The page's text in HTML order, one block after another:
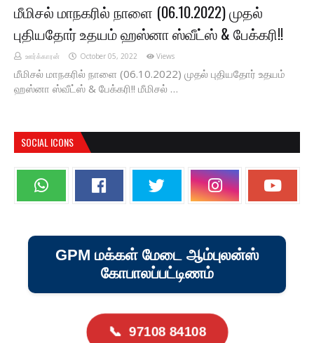
மீமிசல் மாநகரில் நாளை (06.10.2022) முதல்
புதியதோர் உதயம் ஹஸ்னா ஸ்வீட்ஸ் & பேக்கரி!!
ஊர்க்காரன் October 05, 2022 Views
மீமிசல் மாநகரில் நாளை (06.10.2022) முதல் புதியதோர் உதயம்
ஹஸ்னா ஸ்வீட்ஸ் & பேக்கரி!! மீமிசல் …
SOCIAL ICONS
GPM மக்கள் மேடை ஆம்புலன்ஸ்
கோபாலப்பட்டிணம்
📞 97108 84108